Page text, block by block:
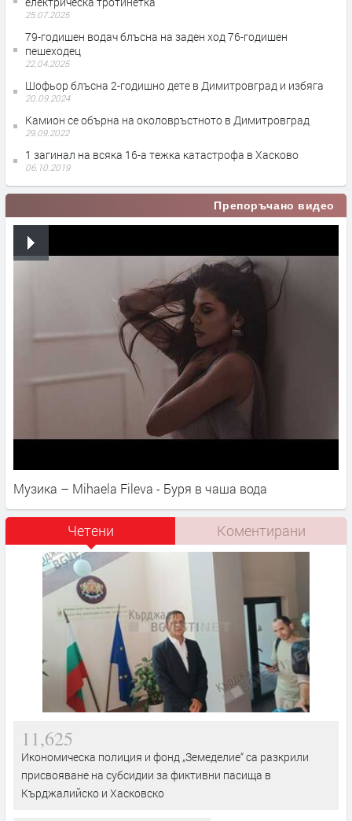
25.07.2025
79-годишен водач блъсна на заден ход 76-годишен
пешеходец
22.04.2025
Шофьор блъсна 2-годишно дете в Димитровград и избяга
20.09.2024
Камион се обърна на околовръстното в Димитровград
29.09.2022
1 загинал на всяка 16-а тежка катастрофа в Хасково
06.10.2019
Препоръчано видео
Музика – Mihaela Fileva - Буря в чаша вода
Четени Коментирани
11,625
Икономическа полиция и фонд „Земеделие“ са разкрили
присвояване на субсидии за фиктивни пасища в
Кърджалийско и Хасковско